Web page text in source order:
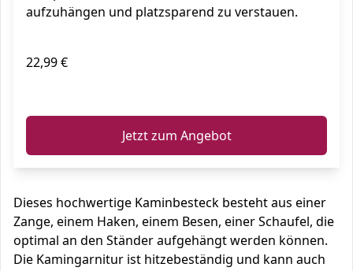
aufzuhängen und platzsparend zu verstauen.
22,99 €
Jetzt zum Angebot
Dieses hochwertige Kaminbesteck besteht aus einer
Zange, einem Haken, einem Besen, einer Schaufel, die
optimal an den Ständer aufgehängt werden können.
Die Kamingarnitur ist hitzebeständig und kann auch